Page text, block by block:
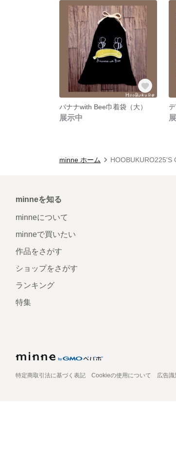
バナナwith Bee巾着袋（大）
展示中
minne ホーム HOOBUKURO225'S
minneを知る
minneについて
minneで買いたい
作品をさがす
ショップをさがす
ランキング
特集
特定商取引法に基づく表記 Cookieの使用について 広告識